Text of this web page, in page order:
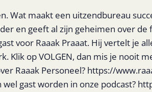
Wat maakt een uitzendbureau
en geeft al zijn geheimen over
voor Raaak Praaat. Hij vertelt je
Klik op VOLGEN, dan mis je nooit
Raaak Personeel? https://
gast worden in onze podcast?